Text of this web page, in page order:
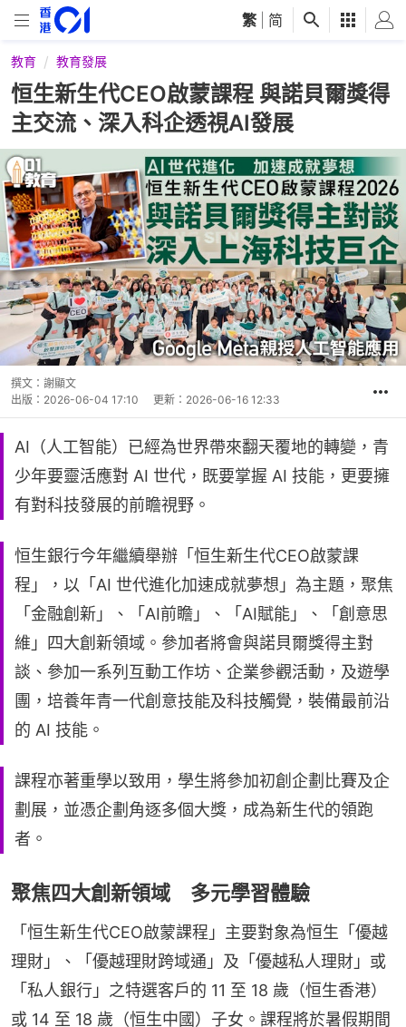
繁 简
教育 教育發展
恒生新生代CEO啟蒙課程 與諾貝爾獎得
主交流、深入科企透視AI發展
撰文： 謝顯文
出版： 2026-06-04 17:10 更新： 2026-06-16 12:33
AI（人工智能）已經為世界帶來翻天覆地的轉變，青
少年要靈活應對 AI 世代，既要掌握 AI 技能，更要擁
有對科技發展的前瞻視野。
恒生銀行今年繼續舉辦「恒生新生代CEO啟蒙課
程」，以「AI 世代進化加速成就夢想」為主題，聚焦
「金融創新」、「AI前瞻」、「AI賦能」、「創意思
維」四大創新領域。參加者將會與諾貝爾獎得主對
談、參加一系列互動工作坊、企業參觀活動，及遊學
團，培養年青一代創意技能及科技觸覺，裝備最前沿
的 AI 技能。
課程亦著重學以致用，學生將參加初創企劃比賽及企
劃展，並憑企劃角逐多個大獎，成為新生代的領跑
者。
聚焦四大創新領域 多元學習體驗
「恒生新生代CEO啟蒙課程」主要對象為恒生「優越
理財」、「優越理財跨域通」及「優越私人理財」或
「私人銀行」之特選客戶的 11 至 18 歲（恒生香港）
或 14 至 18 歲（恒生中國）子女。課程將於暑假期間